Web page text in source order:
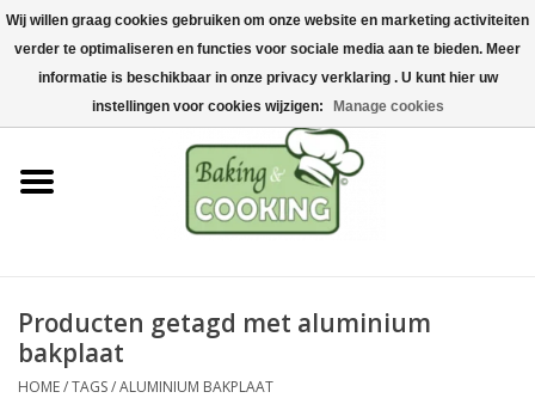
Home
Bak-& kookgerei
Machines & onderdelen
Chocolade & ijsbereiding
Hygiëne & opslag
Producten getagd met aluminium
bakplaat
HOME/TAGS/ALUMINIUM BAKPLAAT
Wij willen graag cookies gebruiken om onze website en marketing activiteiten
verder te optimaliseren en functies voor sociale media aan te bieden. Meer
informatie is beschikbaar in onze privacy verklaring . U kunt hier uw
instellingen voor cookies wijzigen:
Manage cookies